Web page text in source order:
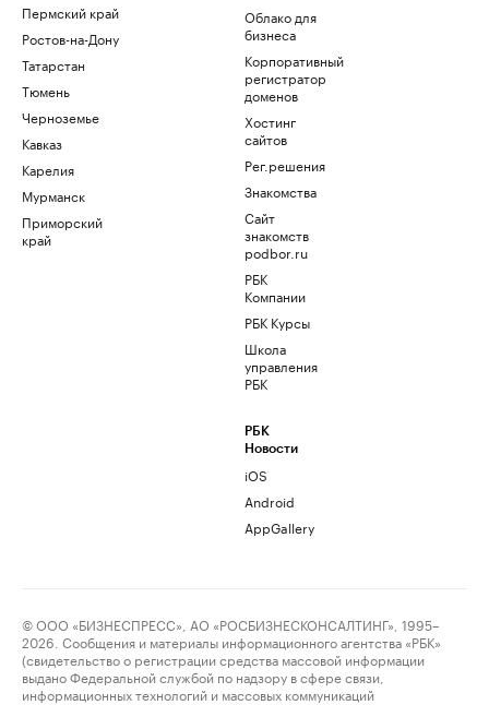
Пермский край
Ростов-на-Дону
Татарстан
Тюмень
Черноземье
Кавказ
Карелия
Мурманск
Приморский
край
Облако для
бизнеса
Корпоративный
регистратор
доменов
Хостинг
сайтов
Рег.решения
Знакомства
Сайт
знакомств
podbor.ru
РБК
Компании
РБК Курсы
Школа
управления
РБК
РБК
Новости
iOS
Android
AppGallery
© ООО «БИЗНЕСПРЕСС», АО «РОСБИЗНЕСКОНСАЛТИНГ», 1995–
2026. Сообщения и материалы информационного агентства «РБК»
(свидетельство о регистрации средства массовой информации
выдано Федеральной службой по надзору в сфере связи,
информационных технологий и массовых коммуникаций